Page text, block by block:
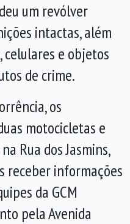
um revólver
intactas, além
celulares e objetos
de crime.
os
motocicletas e
Rua dos Jasmins,
receber informações
da GCM
pela Avenida